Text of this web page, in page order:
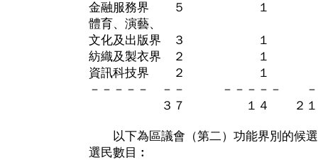
金融服務界 ５ １
體育、演藝、
文化及出版界 ３ １ ２
紡織及製衣界 ２ １ ３
資訊科技界 ２ １ ６，
－－－－－ －－ －－－－－ －
３７ １４ ２１７，
以下為區議會（第二）功能界別的候選
選民數目︰